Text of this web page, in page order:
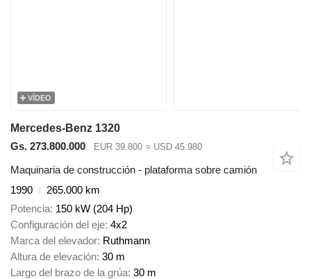
VÍDEO
Mercedes-Benz 1320
Gs. 273.800.000
EUR 39.800 ≈ USD 45.980
Maquinaria de construcción - plataforma sobre camión
1990
265.000 km
Potencia 150 kW (204 Hp)
Configuración del eje 4x2
Marca del elevador Ruthmann
Altura de elevación 30 m
Largo del brazo de la grúa 30 m